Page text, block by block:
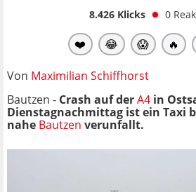
8.426Klicks 0
❤️ 😂 😱 🔥
Von Maximilian Schiffhorst
Bautzen - Crash auf derA4 in
Dienstagnachmittag ist ein Taxi
nahe Bautzen verunfallt.